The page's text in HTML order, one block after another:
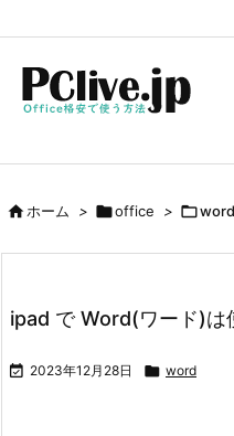
ホーム > office > word
ipad で Word(ワード)は
 2023年12月28日  word